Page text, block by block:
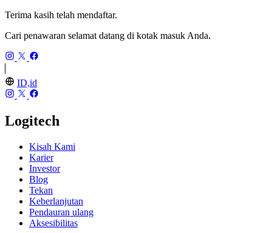
Terima kasih telah mendaftar.
Cari penawaran selamat datang di kotak masuk Anda.
ID,id
Logitech
Kisah Kami
Karier
Investor
Blog
Tekan
Keberlanjutan
Pendauran ulang
Aksesibilitas